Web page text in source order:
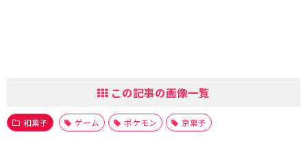
この記事の画像一覧
和菓子 ゲーム ポケモン 京菓子